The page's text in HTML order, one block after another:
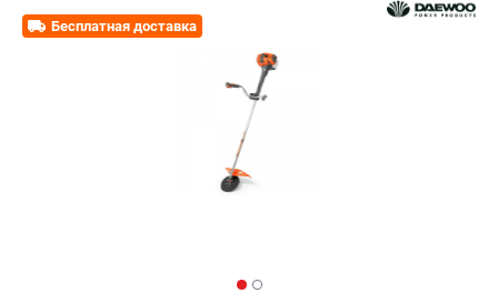
ВХОД ИЛИ РЕГИСТРАЦИЯ
- ЗАКАЗ ЗАПЧАСТЕЙ
+7 (812) 615-80-17 - ЗАКАЗ ИЗДЕЛИЙ
Бесплатная доставка